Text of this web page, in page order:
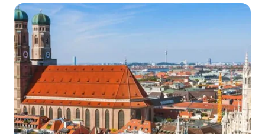
Velkommen til EF
Programmer
Se alt hvad vi gør
Kontorer
Find et kontor nær dig
Om os